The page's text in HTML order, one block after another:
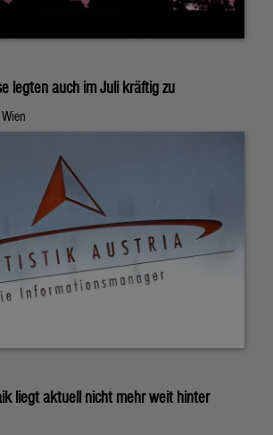
legten auch im Juli kräftig zu
liegt aktuell nicht mehr weit hinter